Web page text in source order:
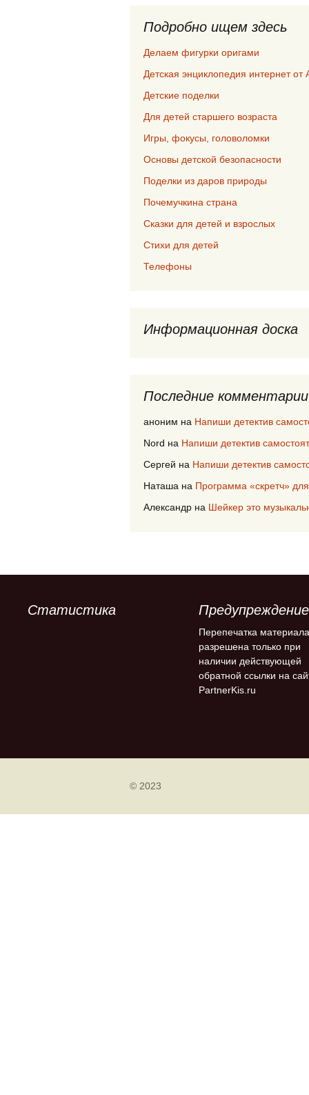
Подробно ищем здесь
Делаем фигурки оригами
Детская энциклопедия интернет от
Детские поделки
Для детей старшего возраста
Игры, фокусы, головоломки
Основы детской безопасности
Поделки из даров природы
Почемучкина страна
Сказки для детей и взрослых
Стихи для детей
Телефоны
Информационная доска
Последние комментарии
аноним на Напиши детектив
Nord на Напиши детектив
Сергей на Напиши детектив
Наташа на Программа «скретч»
Александр на Шейкер это
Статистика Предупреждение
Перепечатка материала
разрешена только при
наличии действующей
обратной ссылки на
PartnerKis.ru
© 2023